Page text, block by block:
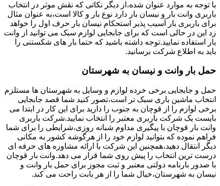
با توجه به موارد عنوان شده،از دیگر نکاتی که نقش موثر در انتخاب
باربری وانت بار و نیسان بار دارد نوع بار و کالا است،به عنوان مثال
برای باربری بار آسیب پذیر استحکام نیسان بار حرف اول را خواهد
زد این در حالی است که برای جابجایی لوازم سبک می توانید از وانت
بار استفاده نمایید.توجه داشته باشید که حتما بار های شکستنی را
باید به اطلاع شرکت برسانید.
حمل بار وانت و نیسان به شهرستان
حمل و جابجایی برخی خرده لوازم و وسایل به شهرستان ها مستلزم
انتخاب ماشین باری سبک تر است،تصور کنید شما قصد جابجایی
برخی لوازم را از قوچان به جنوب را دارید برای این کار در ابتدا می
بایست یک شرکت باربری معتبر را انتخاب نمایید.شرکت باربری
وانت بار قوچان با پیگیری مداوم شبانه روزی،شرایطی را برای شما
فراهم نموده که بتوانید لوازم خود را از هرگوشه کشور به مکانی
دیگر انتقال دهید،همچنین این شرکت با ارائه مشاوره های حرفه ای
درست ترین انتخاب را پیش روی شما قرار می دهد.وانت بار قوچان
با صدور بارنامه دولتی معتبر و ثبت مجوز برای حمل بار وانت و
نیسان به شهرستان،خیال شما را از هر بابت راحت می کند.